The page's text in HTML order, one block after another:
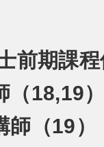
前期課
（18,19
（19）